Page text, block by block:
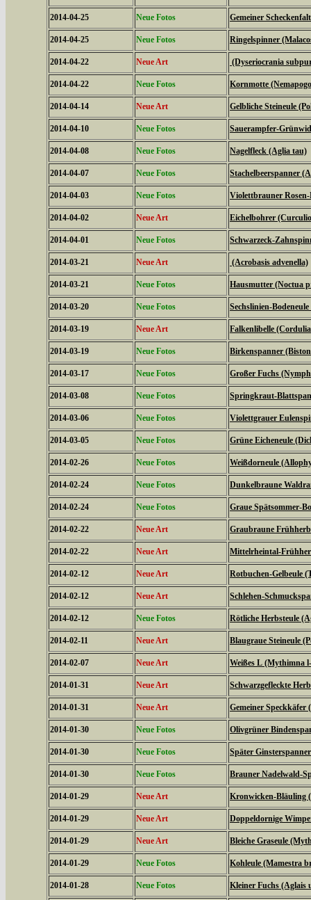
2014-04-25 Neue Fotos Gemeiner
2014-04-25 Neue Fotos Ringelspinner
2014-04-22 Neue Art (Dyseriocrania
2014-04-22 Neue Fotos Kornmotte
2014-04-14 Neue Art Gelbliche Steineule
2014-04-10 Neue Fotos Sauerampfer-
2014-04-08 Neue Fotos Nagelfleck (Aglia tau)
2014-04-07 Neue Fotos Stachelbeerspanner
2014-04-03 Neue Fotos Violettbrauner
2014-04-02 Neue Art Eichelbohrer
2014-04-01 Neue Fotos Schwarzeck-
2014-03-21 Neue Art (Acrobasis advenella)
2014-03-21 Neue Fotos Hausmutter (Noctua
2014-03-20 Neue Fotos Sechslinien-
2014-03-19 Neue Art Falkenlibelle (Cordulia
2014-03-19 Neue Fotos Birkenspanner
2014-03-17 Neue Fotos Großer Fuchs
2014-03-08 Neue Fotos Springkraut-
2014-03-06 Neue Fotos Violettgrauer
2014-03-05 Neue Fotos Grüne Eicheneule
2014-02-26 Neue Fotos Weißdorneule
2014-02-24 Neue Fotos Dunkelbraune
2014-02-24 Neue Fotos Graue Spätsommer-
2014-02-22 Neue Art Graubraune
2014-02-22 Neue Art Mittelrheintal-
2014-02-12 Neue Art Rotbuchen-Gelbeule
2014-02-12 Neue Art Schlehen-
2014-02-12 Neue Fotos Rötliche Herbsteule
2014-02-11 Neue Art Blaugraue Steineule
2014-02-07 Neue Art Weißes L (Mythimna
2014-01-31 Neue Art Schwarzgefleckte
2014-01-31 Neue Art Gemeiner Speckkäfer
2014-01-30 Neue Fotos Olivgrüner
2014-01-30 Neue Fotos Später
2014-01-30 Neue Fotos Brauner Nadelwald-
2014-01-29 Neue Art Kronwicken-Bläuling
2014-01-29 Neue Art Doppeldornige
2014-01-29 Neue Art Bleiche Graseule
2014-01-29 Neue Fotos Kohleule (Mamestra
2014-01-28 Neue Fotos Kleiner Fuchs (Aglais